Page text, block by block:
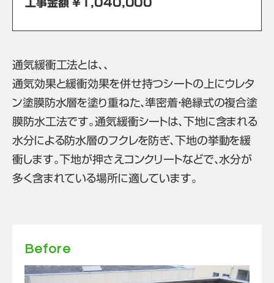
工事金額 ￥1,040,000
通気緩衝工法とは、、
通気効果と緩衝効果を併せ持つシートの上にウレタ
ン塗膜防水層を塗り重ねた、準密着・絶縁式の複合塗
膜防水工法です。通気緩衝シートは、下地に含まれる
水分による防水層のフクレを防ぎ、下地の挙動を緩
衝します。下地が押さえコンクリートなどで、水分が
多く含まれている場所に適しています。
Before